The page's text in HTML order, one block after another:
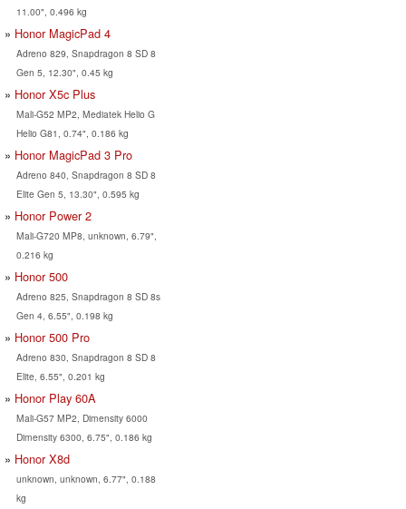
11.00", 0.496 kg
Honor MagicPad 4
Adreno 829, Snapdragon 8 SD 8
Gen 5, 12.30", 0.45 kg
Honor X5c Plus
Mali-G52 MP2, Mediatek Helio G
Helio G81, 0.74", 0.186 kg
Honor MagicPad 3 Pro
Adreno 840, Snapdragon 8 SD 8
Elite Gen 5, 13.30", 0.595 kg
Honor Power 2
Mali-G720 MP8, unknown, 6.79",
0.216 kg
Honor 500
Adreno 825, Snapdragon 8 SD 8s
Gen 4, 6.55", 0.198 kg
Honor 500 Pro
Adreno 830, Snapdragon 8 SD 8
Elite, 6.55", 0.201 kg
Honor Play 60A
Mali-G57 MP2, Dimensity 6000
Dimensity 6300, 6.75", 0.186 kg
Honor X8d
unknown, unknown, 6.77", 0.188
kg